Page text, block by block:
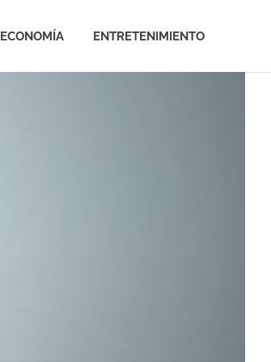
ECONOMÍA ENTRETENIMIENTO